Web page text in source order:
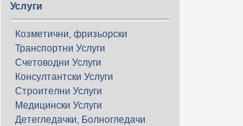
Услуги
Козметични, фризьорски
Транспортни Услуги
Счетоводни Услуги
Консултантски Услуги
Строителни Услуги
Медицински Услуги
Детегледачки, Болногледачи